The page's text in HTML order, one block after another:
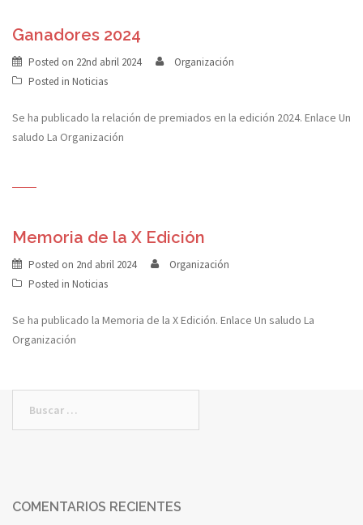
Ganadores 2024
Posted on 22nd abril 2024
Organización
Posted in Noticias
Se ha publicado la relación de premiados en la edición 2024. Enlace Un
saludo La Organización
Memoria de la X Edición
Posted on 2nd abril 2024
Organización
Posted in Noticias
Se ha publicado la Memoria de la X Edición. Enlace Un saludo La
Organización
COMENTARIOS RECIENTES